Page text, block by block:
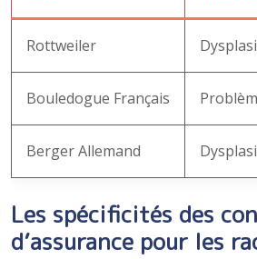
Rottweiler
Bouledogue Français
Berger Allemand
Les spécificités des
d’assurance pour les